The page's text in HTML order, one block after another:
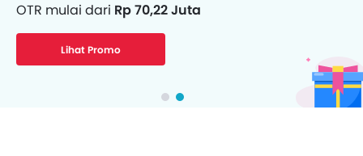
OTR mulai dari Rp 70,22 Juta
Lihat Promo